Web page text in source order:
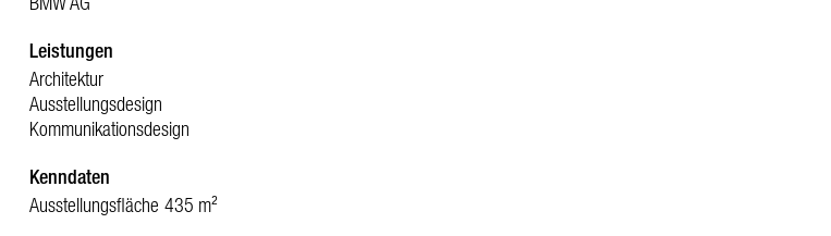
Leistungen
Architektur
Ausstellungsdesign
Kommunikationsdesign
Kenndaten
Ausstellungsfläche 435 m²